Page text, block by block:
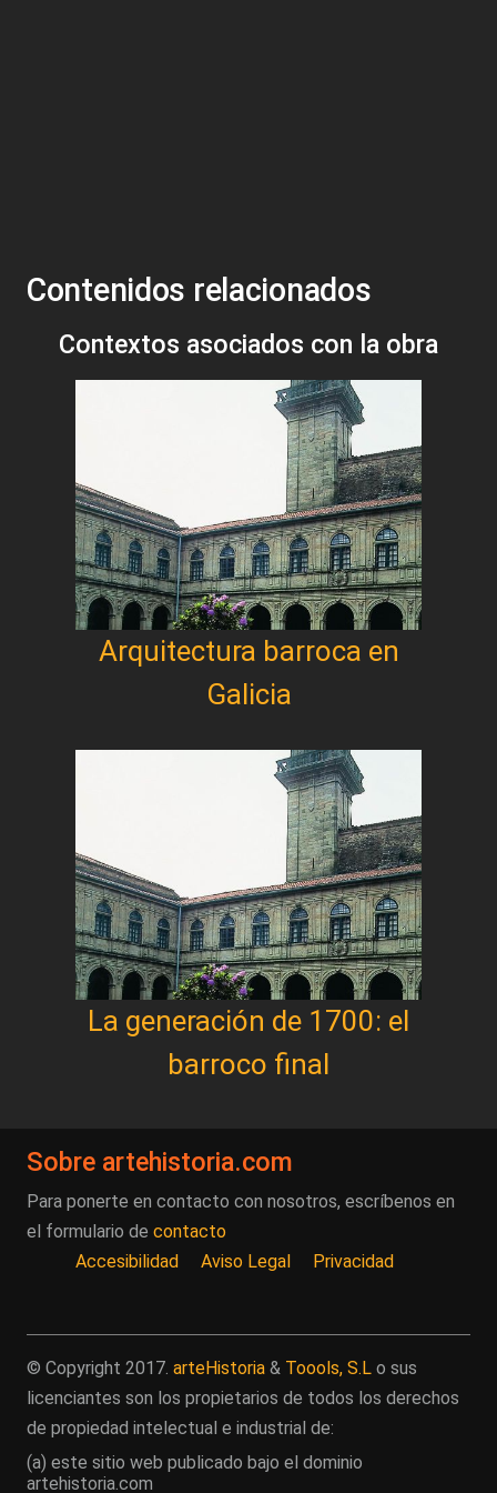
Contenidos relacionados
Contextos asociados con la obra
Arquitectura barroca en
Galicia
La generación de 1700: el
barroco final
Sobre artehistoria.com
Para ponerte en contacto con nosotros, escríbenos en
el formulario de contacto
Accesibilidad
Aviso Legal Privacidad
© Copyright 2017. arteHistoria & Toools, S.L o sus
licenciantes son los propietarios de todos los derechos
de propiedad intelectual e industrial de:
(a) este sitio web publicado bajo el dominio
artehistoria.com